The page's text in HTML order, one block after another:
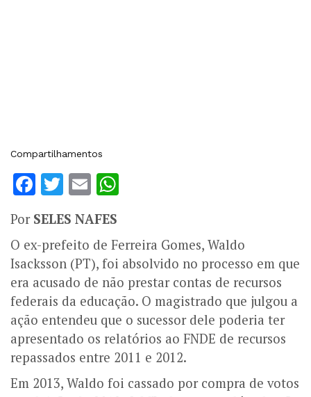
Compartilhamentos
Facebook
Twitter
Email
Por SELES NAFES
O ex-prefeito de Ferreira Gomes, Waldo
Isacksson (PT), foi absolvido no processo em que
era acusado de não prestar contas de recursos
federais da educação. O magistrado que julgou a
ação entendeu que o sucessor dele poderia ter
apresentado os relatórios ao FNDE de recursos
repassados entre 2011 e 2012.
Em 2013, Waldo foi cassado por compra de votos